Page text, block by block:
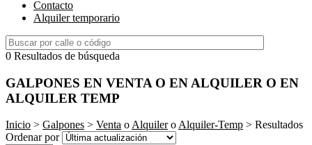
Contacto
Alquiler temporario
0 Resultados de búsqueda
GALPONES EN VENTA O EN ALQUILER O EN
ALQUILER TEMP
Inicio > Galpones > Venta oAlquileroAlquiler-Temp > Resultados
Ordenar por